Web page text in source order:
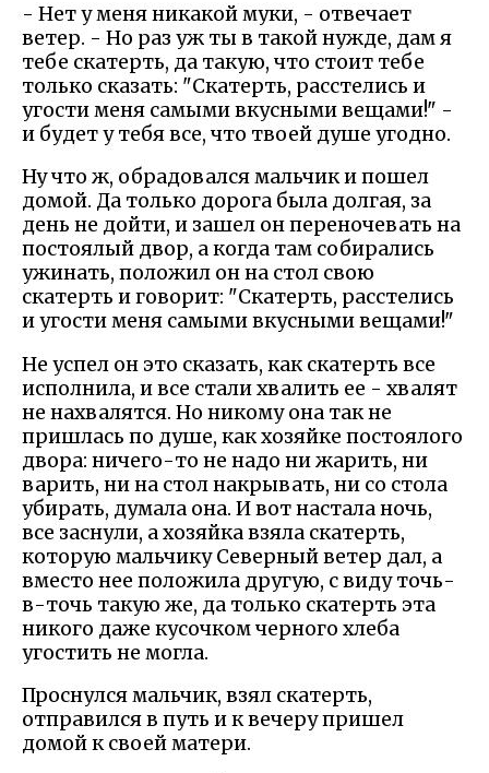
- Нет у меня никакой муки, - отвечает
ветер. - Но раз уж ты в такой нужде, дам я
тебе скатерть, да такую, что стоит тебе
только сказать: "Скатерть, расстелись и
угости меня самыми вкусными вещами!" -
и будет у тебя все, что твоей душе угодно.
Ну что ж, обрадовался мальчик и пошел
домой. Да только дорога была долгая, за
день не дойти, и зашел он переночевать на
постоялый двор, а когда там собирались
ужинать, положил он на стол свою
скатерть и говорит: "Скатерть, расстелись
и угости меня самыми вкусными вещами!"
Не успел он это сказать, как скатерть все
исполнила, и все стали хвалить ее - хвалят
не нахвалятся. Но никому она так не
пришлась по душе, как хозяйке постоялого
двора: ничего-то не надо ни жарить, ни
варить, ни на стол накрывать, ни со стола
убирать, думала она. И вот настала ночь,
все заснули, а хозяйка взяла скатерть,
которую мальчику Северный ветер дал, а
вместо нее положила другую, с виду точь-
в-точь такую же, да только скатерть эта
никого даже кусочком черного хлеба
угостить не могла.
Проснулся мальчик, взял скатерть,
отправился в путь и к вечеру пришел
домой к своей матери.